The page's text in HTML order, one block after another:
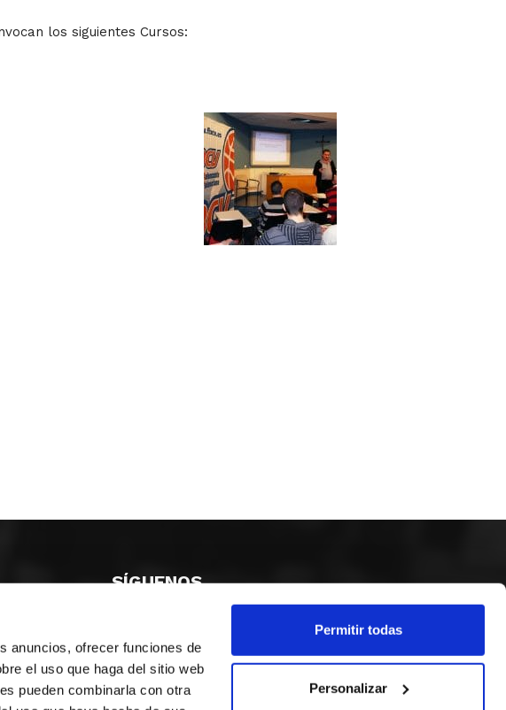
anuncios, ofrecer funciones de
el uso que haga del sitio web
pueden combinarla con otra
Permitir todas
Personalizar
los siguientes Cursos:
SÍGUENOS